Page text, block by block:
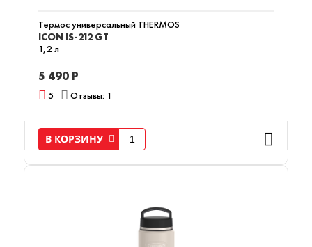
Термос универсальный THERMOS
ICON IS-212 GT
1,2 л
5 490 Р
5 Отзывы: 1
В КОРЗИНУ